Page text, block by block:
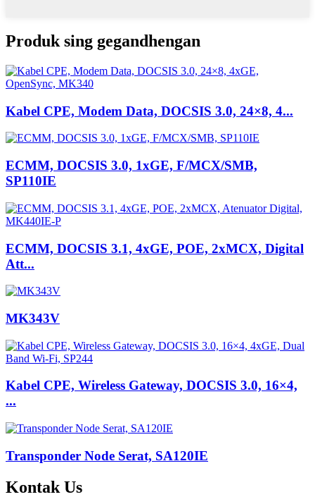
Produk sing gegandhengan
Kabel CPE, Modem Data, DOCSIS 3.0, 24×8, 4...
ECMM, DOCSIS 3.0, 1xGE, F/MCX/SMB,
SP110IE
ECMM, DOCSIS 3.1, 4xGE, POE, 2xMCX, Digital
Att...
MK343V
Kabel CPE, Wireless Gateway, DOCSIS 3.0, 16×4,
...
Transponder Node Serat, SA120IE
Kontak Us